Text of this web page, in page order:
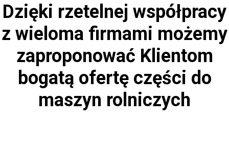
Dzięki rzetelnej współpracy
z wieloma firmami możemy
zaproponować Klientom
bogatą ofertę części do
maszyn rolniczych